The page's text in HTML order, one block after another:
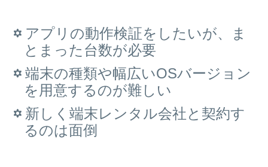
アプリの動作検証をしたいが、ま
とまった台数が必要
端末の種類や幅広いOSバージョン
を用意するのが難しい
新しく端末レンタル会社と契約す
るのは面倒